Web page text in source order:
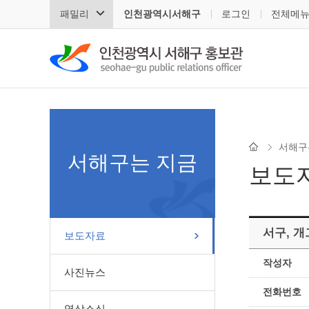
패밀리 인천광역시서해구 로그인 전체메뉴
서해구는 지금
보도자료
사진뉴스
서해
보도
서구, 개
작성자
전화번호